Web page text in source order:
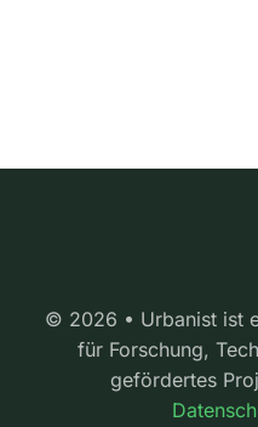
© 2026 • Urbanist ist
für Forschung,
gefördertes